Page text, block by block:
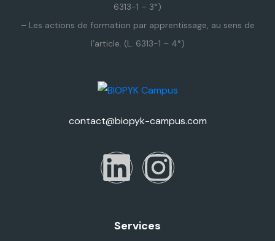
6313-1 – 3°)
– Les actions de formation par apprentissage, au sens de
l’article. (L. 6313-1 – 4°)
contact@biopyk-campus.com
Services